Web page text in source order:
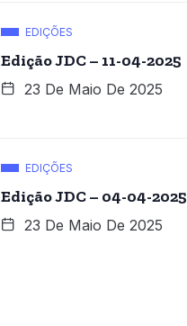
EDIÇÕES
Edição JDC – 11-04-2025
23 De Maio De 2025
EDIÇÕES
Edição JDC – 04-04-2025
23 De Maio De 2025